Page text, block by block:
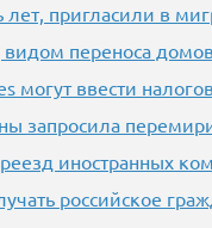
пригласили в
переноса
могут ввести
запросила
иностранных
российское